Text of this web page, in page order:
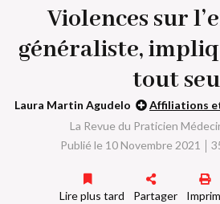
l'utilisateur
Violences sur
généraliste,
tout
Laura Martin Agudelo
Affiliations
La Revue du Praticien
Publié le 10 Novembre 2021
Lire plus tard Partager